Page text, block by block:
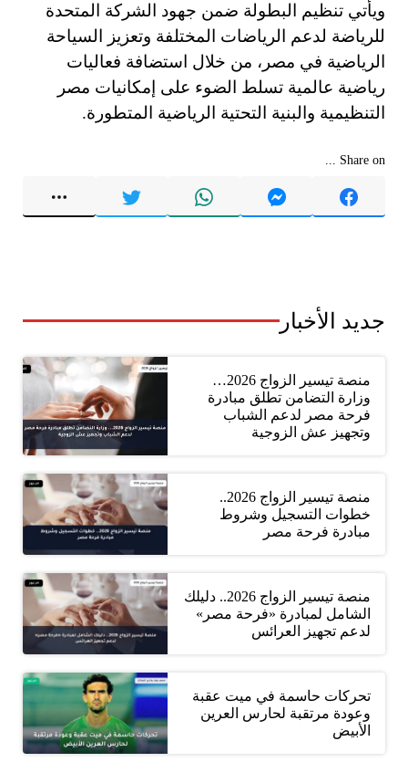
ويأتي تنظيم البطولة ضمن جهود الشركة المتحدة
للرياضة لدعم الرياضات المختلفة وتعزيز السياحة
الرياضية في مصر، من خلال استضافة فعاليات
رياضية عالمية تسلط الضوء على إمكانيات مصر
التنظيمية والبنية التحتية الرياضية المتطورة.
Share on ...
جديد الأخبار
منصة تيسير الزواج 2026…
وزارة التضامن تطلق مبادرة
فرحة مصر لدعم الشباب
وتجهيز عش الزوجية
منصة تيسير الزواج 2026..
خطوات التسجيل وشروط
مبادرة فرحة مصر
منصة تيسير الزواج 2026.. دليلك
الشامل لمبادرة «فرحة مصر»
لدعم تجهيز العرائس
تحركات حاسمة في ميت عقبة
وعودة مرتقبة لحارس العرين
الأبيض